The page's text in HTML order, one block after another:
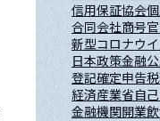
信用保証協会
合同会社商号
新型コロナウ
日本政策金融
登記確定申告
経済産業省自
金融機関開業